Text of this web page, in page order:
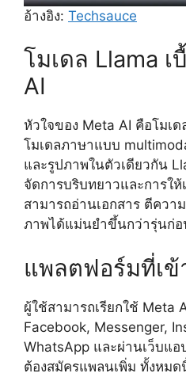
อ้างอิง: Techsauce
โมเดล Llama เ
AI
หัวใจของ Meta AI คือโมเ
โมเดลภาษาแบบ
และรูปภาพในตัวเดียวกัน
จัดการบริบทยาวและการใ
สามารถอ่านเอกสาร ตีควา
ภาพได้แม่นยำขึ้นกว่ารุ่นก่
แพลตฟอร์มที่เข้
ผู้ใช้สามารถเรียกใช้ Meta
Facebook, Messenger,
WhatsApp และผ่านเว็บแ
ต้องสมัครแพลนเพิ่ม ทั้งหม